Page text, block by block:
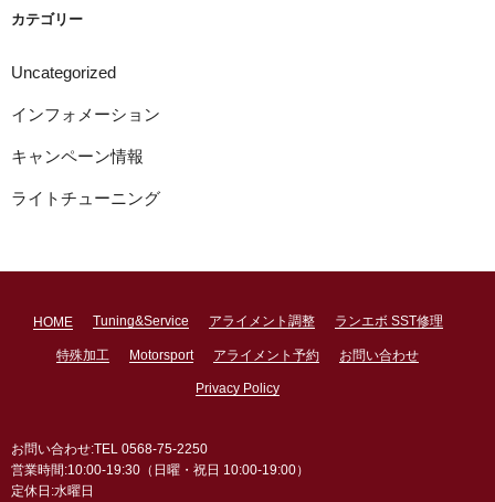
カテゴリー
Uncategorized
インフォメーション
キャンペーン情報
ライトチューニング
HOME Tuning&Service アライメント調整 ランエボ SST修理
特殊加工 Motorsport アライメント予約 お問い合わせ
Privacy Policy
お問い合わせ:TEL 0568-75-2250
営業時間:10:00-19:30（日曜・祝日 10:00-19:00）
定休日:水曜日